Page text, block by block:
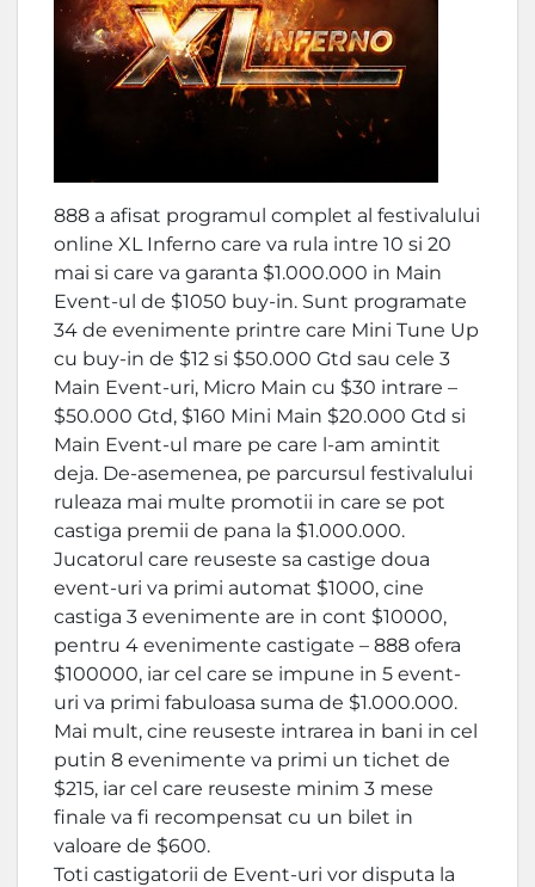
888 a afisat programul complet al festivalului
online XL Inferno care va rula intre 10 si 20
mai si care va garanta $1.000.000 in Main
Event-ul de $1050 buy-in. Sunt programate
34 de evenimente printre care Mini Tune Up
cu buy-in de $12 si $50.000 Gtd sau cele 3
Main Event-uri, Micro Main cu $30 intrare –
$50.000 Gtd, $160 Mini Main $20.000 Gtd si
Main Event-ul mare pe care l-am amintit
deja. De-asemenea, pe parcursul festivalului
ruleaza mai multe promotii in care se pot
castiga premii de pana la $1.000.000.
Jucatorul care reuseste sa castige doua
event-uri va primi automat $1000, cine
castiga 3 evenimente are in cont $10000,
pentru 4 evenimente castigate – 888 ofera
$100000, iar cel care se impune in 5 event-
uri va primi fabuloasa suma de $1.000.000.
Mai mult, cine reuseste intrarea in bani in cel
putin 8 evenimente va primi un tichet de
$215, iar cel care reuseste minim 3 mese
finale va fi recompensat cu un bilet in
valoare de $600.
Toti castigatorii de Event-uri vor disputa la